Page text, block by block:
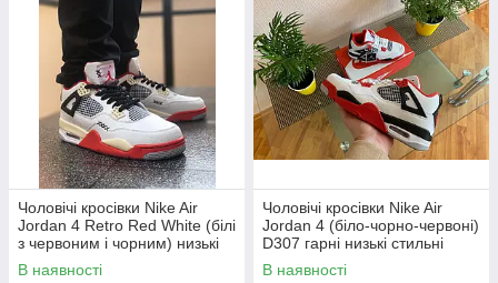
Чоловічі кросівки Nike Air
Jordan 4 Retro Red White (білі
з червоним і чорним) низькі
демі кроси PD7361 топ
В наявності
Чоловічі кросівки Nike Air
Jordan 4 (біло-чорно-червоні)
D307 гарні низькі стильні
кроси топ
В наявності